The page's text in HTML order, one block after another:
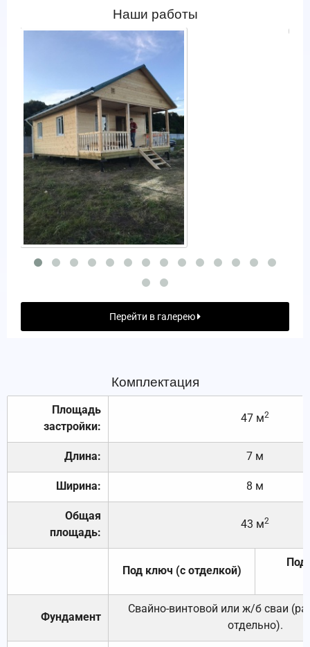
Наши работы
Перейти в галерею
Комплектация
Площадь
застройки:
47 м2
Длина: 7 м
Ширина: 8 м
Общая
площадь:
43 м2
Под ключ (с отделкой)
Под
Фундамент
Свайно-винтовой или ж/б сваи
отдельно).